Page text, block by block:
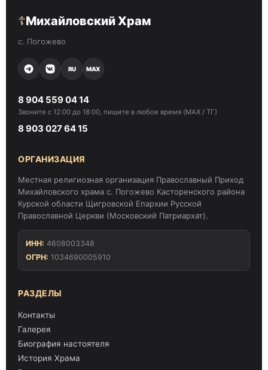
☦Михайловский Храм
с. Погожево
RU MAX
8 904 559 04 14
Звоните с 12:00 до 18:00, пишите в любое время (MAX / ТГ)
8 903 027 64 15
ОРГАНИЗАЦИЯ
Местная религиозная организация Православный Приход
Михайловского храма с. Погожево Касторенского района
Курской области Щигровской Епархии Русской
Православной Церкви (Московский Патриархат).
ИНН: 4608003348
ОГРН: 1034690005910
РАЗДЕЛЫ
Контакты
Галерея
Биография настоятеля
История Храма